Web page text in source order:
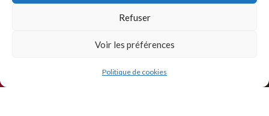
Refuser
Voir les préférences
Politique de cookies